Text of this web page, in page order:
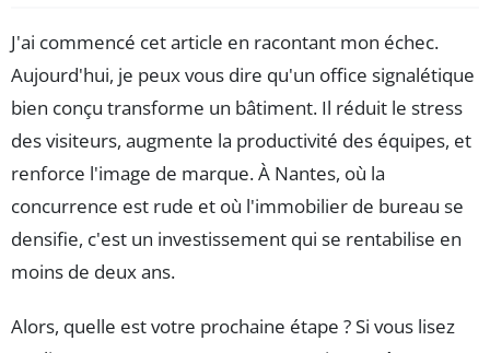
J'ai commencé cet article en racontant mon échec.
Aujourd'hui, je peux vous dire qu'un office signalétique
bien conçu transforme un bâtiment. Il réduit le stress
des visiteurs, augmente la productivité des équipes, et
renforce l'image de marque. À Nantes, où la
concurrence est rude et où l'immobilier de bureau se
densifie, c'est un investissement qui se rentabilise en
moins de deux ans.
Alors, quelle est votre prochaine étape ? Si vous lisez